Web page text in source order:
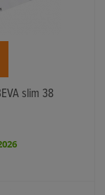
slim 38